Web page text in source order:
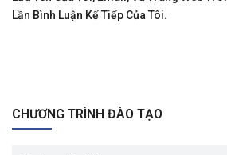
Lần Bình Luận Kế Tiếp Của Tôi.
CHƯƠNG TRÌNH ĐÀO TẠO